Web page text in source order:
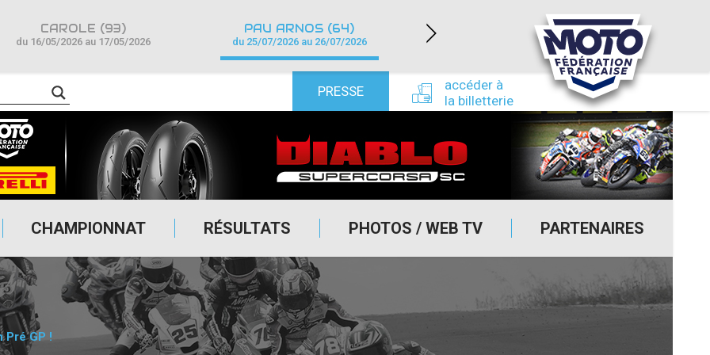
CHAMPIONNAT RÉSULTATS PHOTOS / WEB TV PARTENAIRES
PRESSE
accéder à
la billetterie
CAROLE (93)
du 16/05/2026 au 17/05/2026
PAU ARNOS (64)
du 25/07/2026 au 26/07/2026
LÉDENON (30)
du 22/08/2026 au 23/08/2026
Pré GP !